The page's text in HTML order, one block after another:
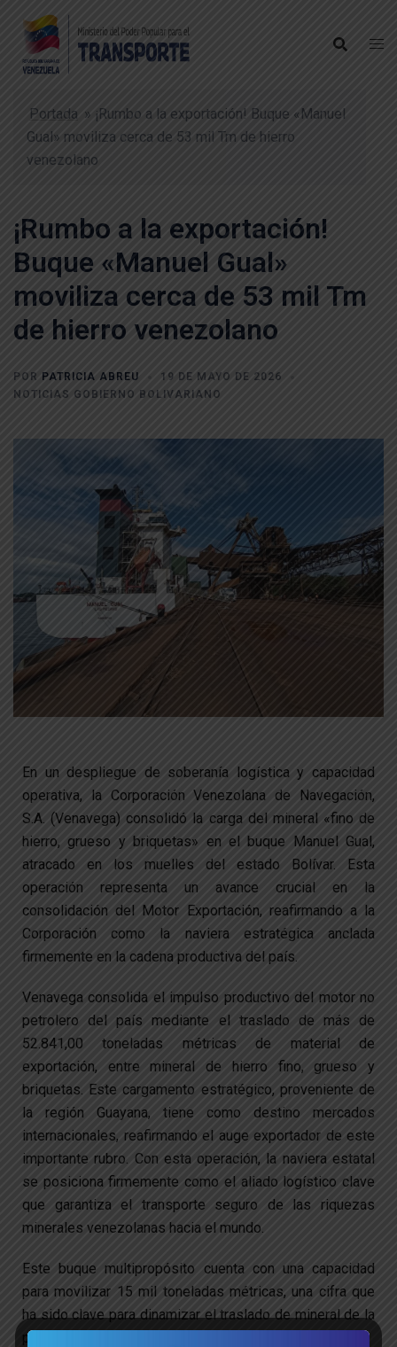
Portada » ¡Rumbo a la exportación! Buque «Manuel
Gual» moviliza cerca de 53 mil Tm de hierro
venezolano
¡Rumbo a la exportación!
Buque «Manuel Gual»
moviliza cerca de 53 mil Tm
de hierro venezolano
POR PATRICIA ABREU
19 DE MAYO DE 2026
NOTICIAS GOBIERNO BOLIVARIANO
En un despliegue de soberanía logística y capacidad
operativa, la Corporación Venezolana de Navegación,
S.A. (Venavega) consolidó la carga del mineral «fino de
hierro, grueso y briquetas» en el buque Manuel Gual,
atracado en los muelles del estado Bolívar. Esta
operación representa un avance crucial en la
consolidación del Motor Exportación, reafirmando a la
Corporación como la naviera estratégica anclada
firmemente en la cadena productiva del país.
Venavega consolida el impulso productivo del motor no
petrolero del país mediante el traslado de más de
52.841,00 toneladas métricas de material de
exportación, entre mineral de hierro fino, grueso y
briquetas. Este cargamento estratégico, proveniente de
la región Guayana, tiene como destino mercados
internacionales, reafirmando el auge exportador de este
importante rubro. Con esta operación, la naviera estatal
se posiciona firmemente como el aliado logístico clave
que garantiza el transporte seguro de las riquezas
minerales venezolanas hacia el mundo.
Este buque multipropósito cuenta con una capacidad
para movilizar 15 mil toneladas métricas, una cifra que
ha sido clave para dinamizar el traslado de mineral de la
principal industria de hierro venezolana.